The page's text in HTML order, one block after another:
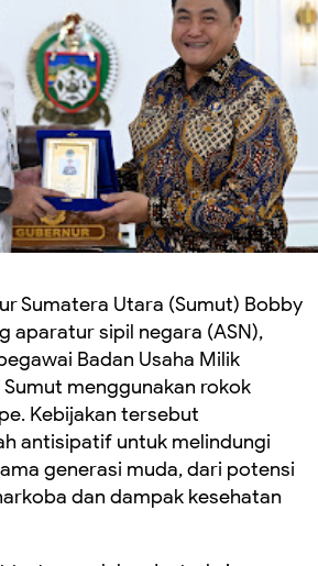
Sumatera Utara (Sumut) Bobby
aparatur sipil negara (ASN),
Badan Usaha Milik
Sumut menggunakan rokok
Kebijakan tersebut
antisipatif untuk melindungi
generasi muda, dari potensi
dan dampak kesehatan